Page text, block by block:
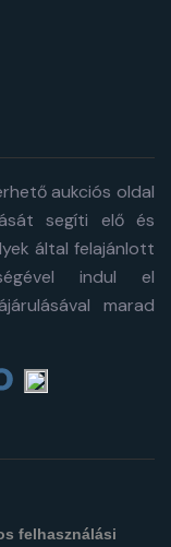
aukciós oldal
segíti elő és
által felajánlott
indul el
marad
felhasználási